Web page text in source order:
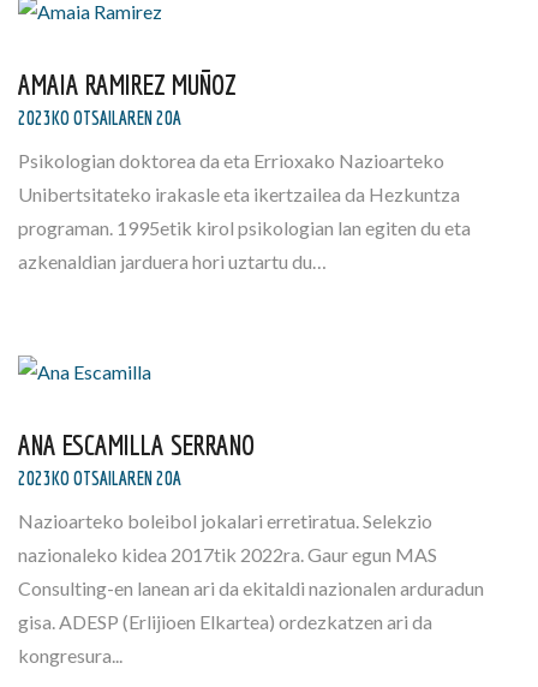
AMAIA RAMIREZ MUÑOZ
2023KO OTSAILAREN 20A
Psikologian doktorea da eta Errioxako Nazioarteko
Unibertsitateko irakasle eta ikertzailea da Hezkuntza
programan. 1995etik kirol psikologian lan egiten du eta
azkenaldian jarduera hori uztartu du…
ANA ESCAMILLA SERRANO
2023KO OTSAILAREN 20A
Nazioarteko boleibol jokalari erretiratua. Selekzio
nazionaleko kidea 2017tik 2022ra. Gaur egun MAS
Consulting-en lanean ari da ekitaldi nazionalen arduradun
gisa. ADESP (Erlijioen Elkartea) ordezkatzen ari da
kongresura...